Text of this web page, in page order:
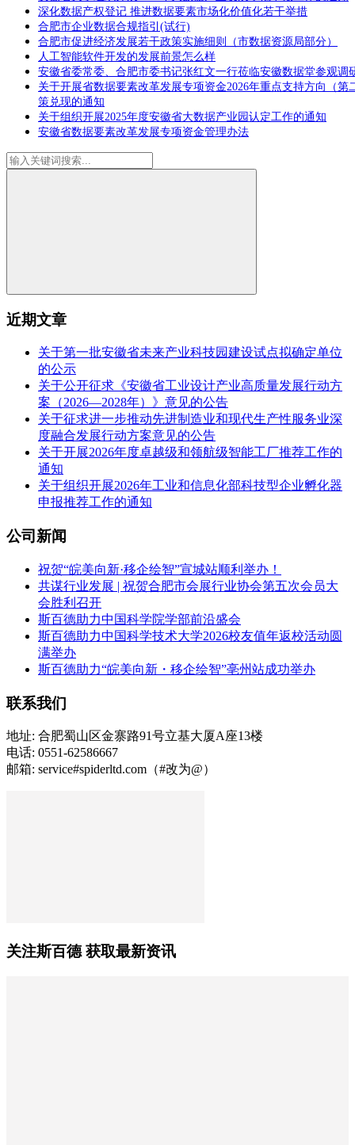
深化数据产权登记 推进数据要素市场化价值化若干举措
合肥市企业数据合规指引(试行)
合肥市促进经济发展若干政策实施细则（市数据资源局部分）
人工智能软件开发的发展前景怎么样
安徽省委常委、合肥市委书记张红文一行莅临安徽数据堂参观调
关于开展省数据要素改革发展专项资金2026年重点支持方向（第
策兑现的通知
关于组织开展2025年度安徽省大数据产业园认定工作的通知
安徽省数据要素改革发展专项资金管理办法
近期文章
关于第一批安徽省未来产业科技园建设试点拟确定单位
的公示
关于公开征求《安徽省工业设计产业高质量发展行动方
案（2026—2028年）》意见的公告
关于征求进一步推动先进制造业和现代生产性服务业深
度融合发展行动方案意见的公告
关于开展2026年度卓越级和领航级智能工厂推荐工作的
通知
关于组织开展2026年工业和信息化部科技型企业孵化器
申报推荐工作的通知
公司新闻
祝贺“皖美向新·移企绘智”宣城站顺利举办！
共谋行业发展 | 祝贺合肥市会展行业协会第五次会员大
会胜利召开
斯百德助力中国科学院学部前沿盛会
斯百德助力中国科学技术大学2026校友值年返校活动圆
满举办
斯百德助力“皖美向新・移企绘智”亳州站成功举办
联系我们
地址: 合肥蜀山区金寨路91号立基大厦A座13楼
电话: 0551-62586667
邮箱: service#spiderltd.com（#改为@）
关注斯百德 获取最新资讯